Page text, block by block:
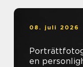
08. juli 2026
Porträttfotografering
en